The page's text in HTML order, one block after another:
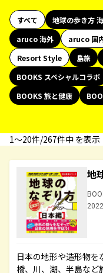
すべて 地球の歩き方
aruco 海外
aruco 国
Resort Style
島旅
BOOKS スペシャルコラボ
BOOKS 旅と健康
1〜20件/267件中 を表示
地
日本の地形や造形物
橋、川、湖、半島など